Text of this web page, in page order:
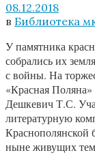
08.12.2018
в Библиотека
У памятника
собрались их
с войны. На
«Красная
Дешкевич Т.С.
литературную
Краснополянской
ныне живущих